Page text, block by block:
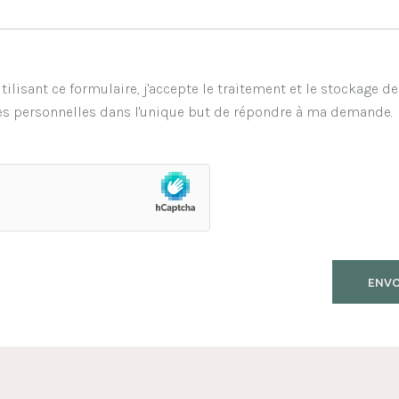
ce formulaire, j'accepte le traitement et le stockage
personnelles dans l'unique but de répondre à ma demande.